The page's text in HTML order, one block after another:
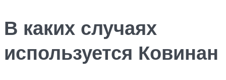
В каких случаях
используется Ковинан